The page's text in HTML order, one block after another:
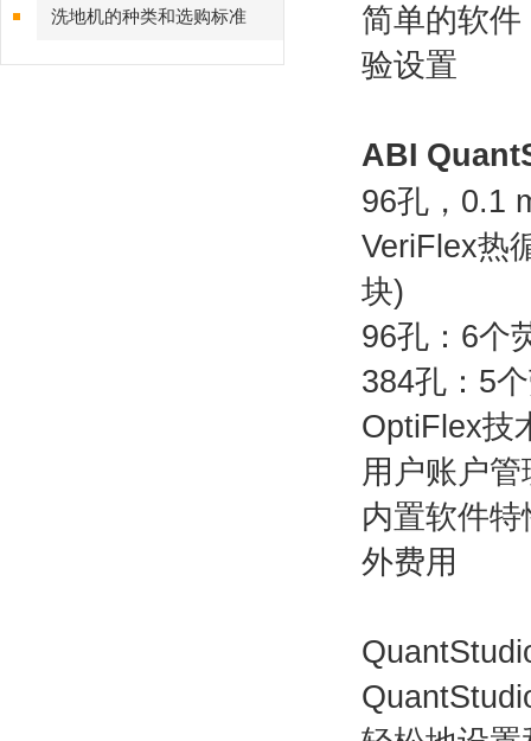
洗地机的种类和选购标准
简单的软
验设置
ABI
96孔，0.1
VeriFlex热
块)
96孔：6个
384孔：5
OptiFlex技
用户账户
内置软件
外费用